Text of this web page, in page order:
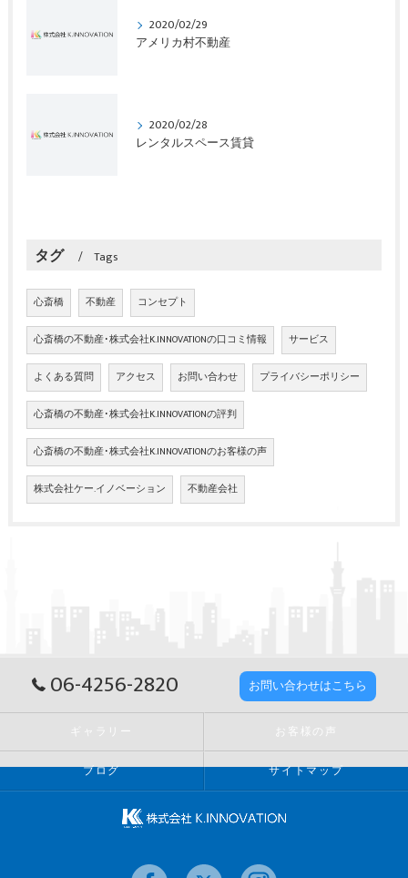
2020/02/29
アメリカ村不動産
2020/02/28
レンタルスペース賃貸
タグ Tags
心斎橋 不動産 コンセプト
心斎橋の不動産･株式会社K.INNOVATIONの口コミ情報 サービス
よくある質問 アクセス お問い合わせ プライバシーポリシー
心斎橋の不動産･株式会社K.INNOVATIONの評判
心斎橋の不動産･株式会社K.INNOVATIONのお客様の声
株式会社ケー.イノベーション 不動産会社
06-4256-2820 お問い合わせはこちら
ギャラリー お客様の声
ブログ サイトマップ